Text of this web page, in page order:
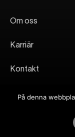
Om oss
Karriär
Kontakt
Integritetspolicy
©2026 KANOZI. ALL
På denna